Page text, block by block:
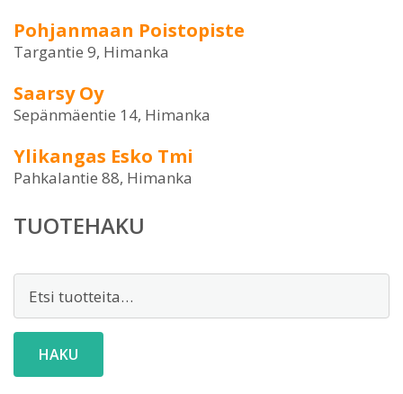
Pohjanmaan Poistopiste
Targantie 9, Himanka
Saarsy Oy
Sepänmäentie 14, Himanka
Ylikangas Esko Tmi
Pahkalantie 88, Himanka
TUOTEHAKU
HAKU